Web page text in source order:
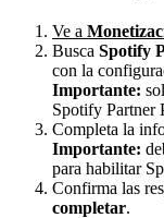
Ve a
Busca Spotify
con la
Importante:
Spotify Partner
Completa la
Importante:
para habilitar
Confirma las
completar.